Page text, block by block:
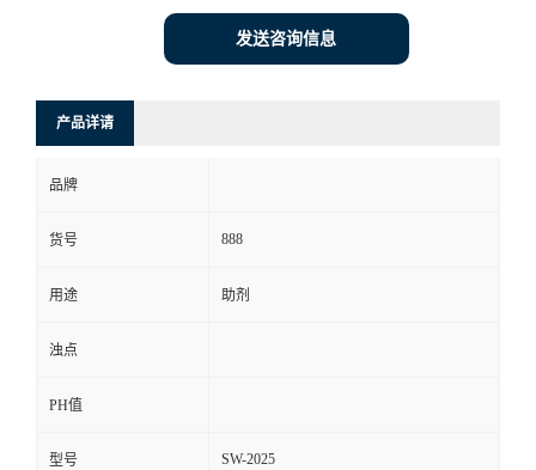
发送咨询信息
产品详请
品牌
货号 888
用途 助剂
浊点
PH值
型号 SW-2025